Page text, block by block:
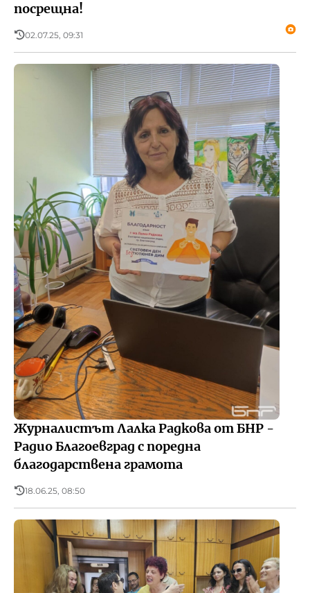
посрещна!
02.07.25, 09:31
Журналистът Лалка Радкова от БНР -
Радио Благоевград с поредна
благодарствена грамота
18.06.25, 08:50